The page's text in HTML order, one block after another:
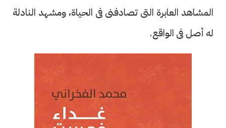
المشاهد العابرة التى تصادفنى فى الحياة، ومشهد النادلة
له أصل فى الواقع.